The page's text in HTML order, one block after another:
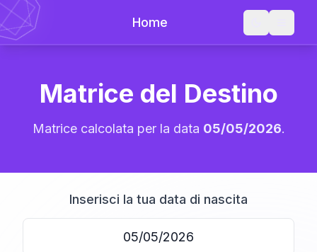
Home
Matrice del Destino
Matrice calcolata per la data 05/05/2026.
Inserisci la tua data di nascita